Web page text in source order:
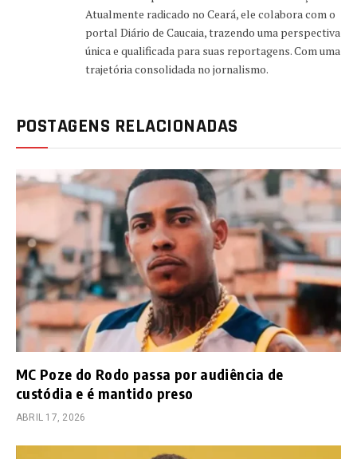
Atualmente radicado no Ceará, ele colabora com o
portal Diário de Caucaia, trazendo uma perspectiva
única e qualificada para suas reportagens. Com uma
trajetória consolidada no jornalismo.
POSTAGENS RELACIONADAS
MC Poze do Rodo passa por audiência de
custódia e é mantido preso
ABRIL 17, 2026